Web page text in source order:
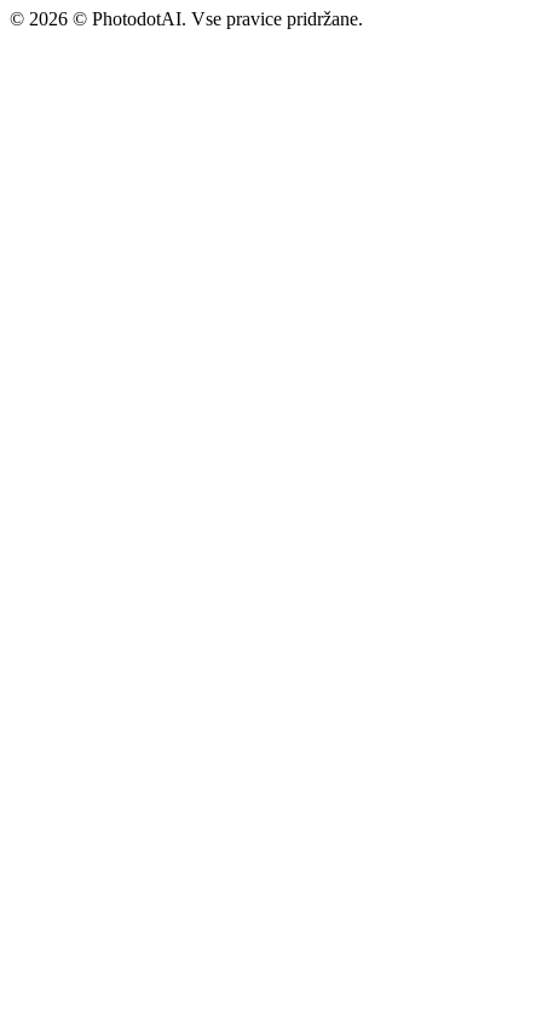
© 2026 © PhotodotAI. Vse pravice pridržane.